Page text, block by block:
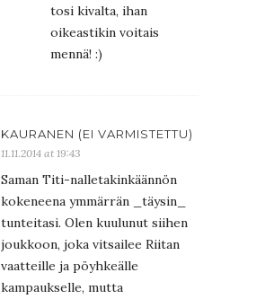
tosi kivalta, ihan
oikeastikin voitais
mennä! :)
KAURANEN (EI VARMISTETTU)
11.11.2014 at 19:43
Saman Titi-nalletakinkäännön
kokeneena ymmärrän _täysin_
tunteitasi. Olen kuulunut siihen
joukkoon, joka vitsailee Riitan
vaatteille ja pöyhkeälle
kampaukselle, mutta